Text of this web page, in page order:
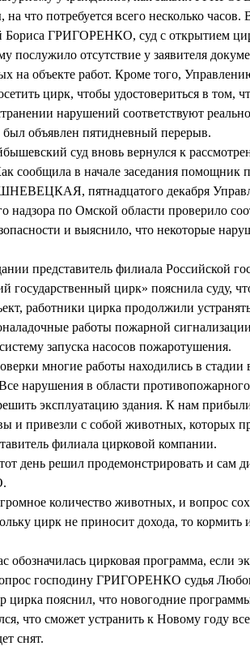
что потребуется всего несколько
Бориса ГРИГОРЕНКО, суд с открытием
послужило отсутствие у заявителя
на объекте работ. Кроме того,
цирк, чтобы удостовериться в том,
нарушений соответствуют
был объявлен пятидневный перерыв.
суд вновь вернулся к
сообщила в начале заседания помощник
пятнадцатого декабря
надзора по Омской области проверило
и выяснило, что некоторые
представитель филиала Российской
цирк» пояснила суду,
работники цирка продолжили
работы пожарной
запуска насосов пожаротушения.
многие работы находились в
нарушения в области противопожарного
эксплуатацию здания. К нам
и привезли с собой животных, которых
филиала цирковой компании.
день решил продемонстрировать и сам
количество животных, и вопрос
цирк не приносит дохода, то
цирковая программа, если
вопрос господину ГРИГОРЕНКО судья
цирка пояснил, что новогодние
что сможет устранить к Новому году
снят.